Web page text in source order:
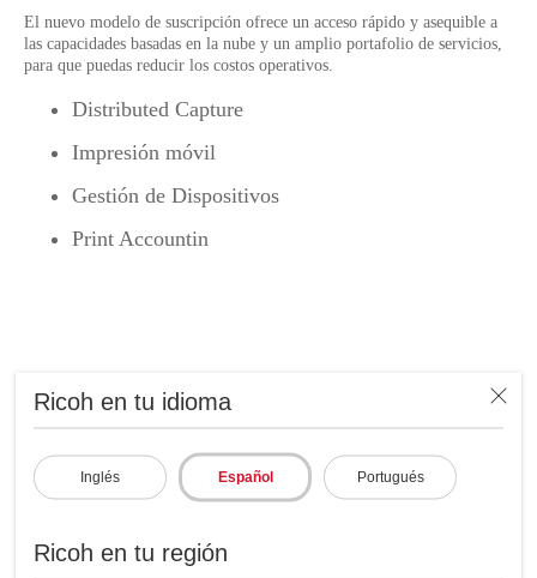
Ricoh en tu idioma
Inglés Español Portugués
Ricoh en tu región
El nuevo modelo de suscripción ofrece un acceso rápido y asequible a
las capacidades basadas en la nube y un amplio portafolio de servicios,
para que puedas reducir los costos operativos.
Distributed Capture
Impresión móvil
Gestión de Dispositivos
Print Accountin
Resultados
Disminución del costo de mano de obra de un 7%
del valor de la partida de tecnología.